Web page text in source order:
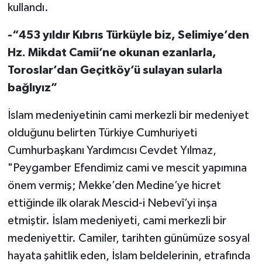
kullandı.
-“453 yıldır Kıbrıs Türküyle biz, Selimiye’den
Hz. Mikdat Camii’ne okunan ezanlarla,
Toroslar’dan Geçitköy’ü sulayan sularla
bağlıyız”
İslam medeniyetinin cami merkezli bir medeniyet
olduğunu belirten Türkiye Cumhuriyeti
Cumhurbaşkanı Yardımcısı Cevdet Yılmaz,
"Peygamber Efendimiz cami ve mescit yapımına
önem vermiş; Mekke’den Medine’ye hicret
ettiğinde ilk olarak Mescid-i Nebevî’yi inşa
etmiştir. İslam medeniyeti, cami merkezli bir
medeniyettir. Camiler, tarihten günümüze sosyal
hayata şahitlik eden, İslam beldelerinin, etrafında